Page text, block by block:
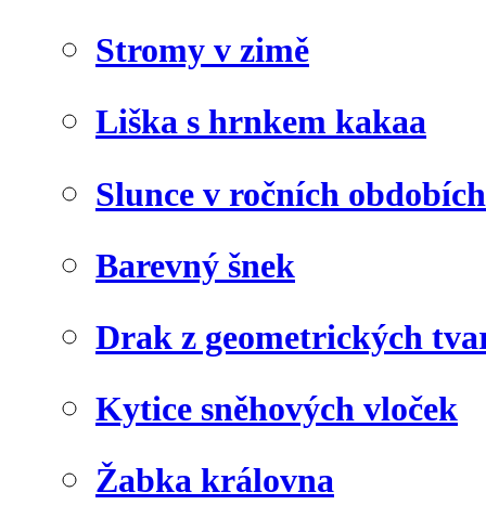
Stromy v zimě
Liška s hrnkem kakaa
Slunce v ročních obdobích
Barevný šnek
Drak z geometrických
Kytice sněhových vloček
Žabka královna